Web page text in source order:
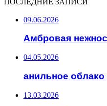
09.06.2026
Амбровая
04.05.2026
анильное облако
13.03.2026